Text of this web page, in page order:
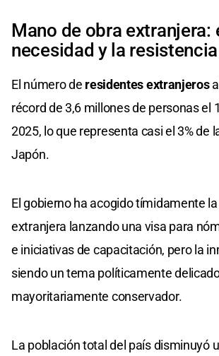
Mano de obra extranjera:
necesidad y la resistencia
El número de residentes extranjeros
récord de 3,6 millones de personas el
2025, lo que representa casi el 3% de
Japón.
El gobierno ha acogido tímidamente
extranjera lanzando una visa para
e iniciativas de capacitación, pero la
siendo un tema políticamente
mayoritariamente conservador.
La población total del país disminuyó